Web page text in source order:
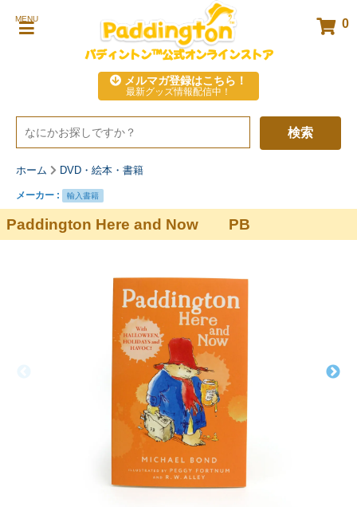
MENU 0
パディントン™公式オンラインストア
メルマガ登録はこちら！
最新グッズ情報配信中！
検索
ホーム DVD・絵本・書籍
メーカー : 輸入書籍
Paddington Here and Now PB